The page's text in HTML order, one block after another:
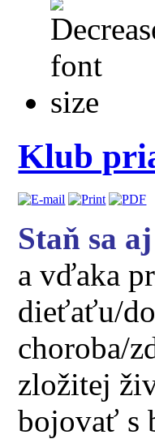
Klub
Staň sa
a vďaka
dieťaťu/
choroba/
zložitej
bojovať s